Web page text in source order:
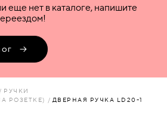
еще нет в каталоге, напишите
РУЧКИ
РОЗЕТКЕ)
ДВЕРНАЯ РУЧКА LD20-1